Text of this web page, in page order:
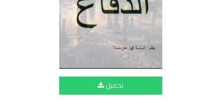
تحميل